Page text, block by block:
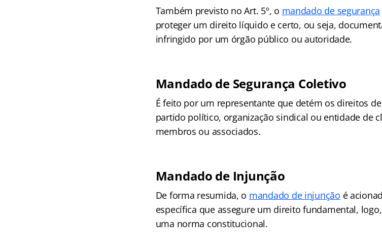
Também previsto no Art. 5º, o mandado de segurança
proteger um direito líquido e certo, ou seja,
infringido por um órgão público ou autoridade.
Mandado de Segurança Coletivo
É feito por um representante que detém os direitos
partido político, organização sindical ou entidade de
membros ou associados.
Mandado de Injunção
De forma resumida, o mandado de injunção é
específica que assegure um direito fundamental,
uma norma constitucional.